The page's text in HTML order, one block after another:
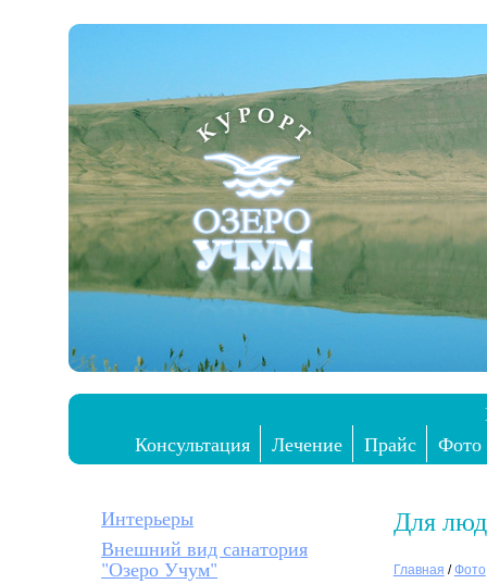
Консультация
Лечение Прайс Фото
Интерьеры
Внешний вид санатория
"Озеро Учум"
Для
Главная /Фото